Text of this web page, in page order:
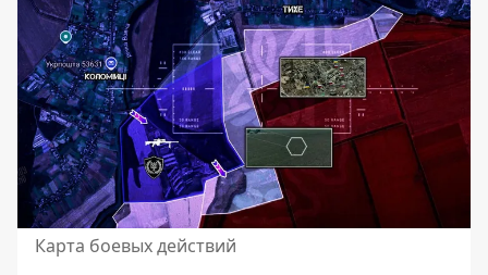
Карта боевых действий